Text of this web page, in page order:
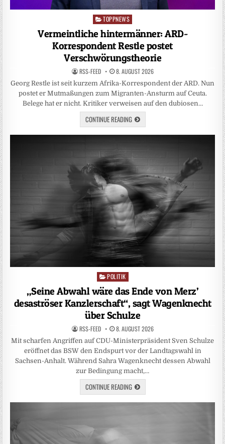
Posted
TOPPNEWS
Vermeintliche hintermänner: ARD-
Korrespondent Restle postet
Verschwörungstheorie
RSS-FEED 8. AUGUST 2026
Georg Restle ist seit kurzem Afrika-Korrespondent der ARD. Nun
postet er Mutmaßungen zum Migranten-Ansturm auf Ceuta.
Belege hat er nicht. Kritiker verweisen auf den dubiosen…
CONTINUE READING
Posted
in
POLITIK
„Seine Abwahl wäre das Ende von Merz’
desaströser Kanzlerschaft“, sagt Wagenknecht
über Schulze
RSS-FEED 8. AUGUST 2026
Mit scharfen Angriffen auf CDU-Ministerpräsident Sven Schulze
eröffnet das BSW den Endspurt vor der Landtagswahl in
Sachsen-Anhalt. Während Sahra Wagenknecht dessen Abwahl
zur Bedingung macht,…
CONTINUE READING